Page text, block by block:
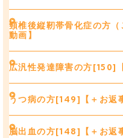
頸椎後縦靭帯骨化症の方
動画】
広汎性発達障害の方[150]
うつ病の方[149]【＋お返
脳出血の方[148]【＋お返